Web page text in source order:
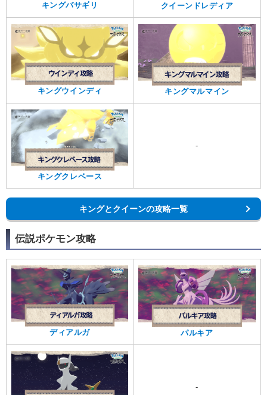
キングバサギリ クイーンドレディア
キングウインディ キングマルマイン
キングクレベース
-
キングとクイーンの攻略一覧
伝説ポケモン攻略
ディアルガ パルキア
-